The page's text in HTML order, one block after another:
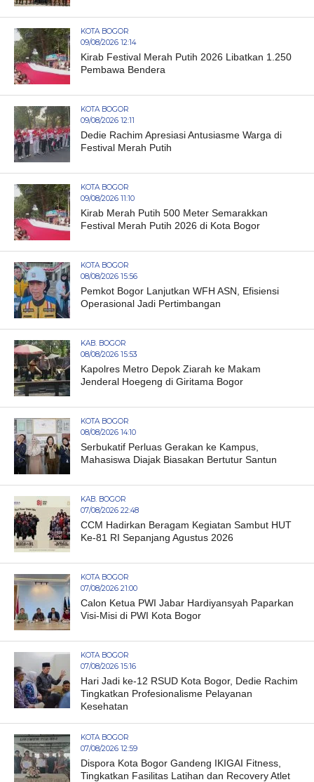
KOTA BOGOR
09/08/2026 12:14
Kirab Festival Merah Putih 2026 Libatkan 1.250
Pembawa Bendera
KOTA BOGOR
09/08/2026 12:11
Dedie Rachim Apresiasi Antusiasme Warga di
Festival Merah Putih
KOTA BOGOR
09/08/2026 11:10
Kirab Merah Putih 500 Meter Semarakkan
Festival Merah Putih 2026 di Kota Bogor
KOTA BOGOR
08/08/2026 15:56
Pemkot Bogor Lanjutkan WFH ASN, Efisiensi
Operasional Jadi Pertimbangan
KAB. BOGOR
08/08/2026 15:53
Kapolres Metro Depok Ziarah ke Makam
Jenderal Hoegeng di Giritama Bogor
KOTA BOGOR
08/08/2026 14:10
Serbukatif Perluas Gerakan ke Kampus,
Mahasiswa Diajak Biasakan Bertutur Santun
KAB. BOGOR
07/08/2026 22:48
CCM Hadirkan Beragam Kegiatan Sambut HUT
Ke-81 RI Sepanjang Agustus 2026
KOTA BOGOR
07/08/2026 21:00
Calon Ketua PWI Jabar Hardiyansyah Paparkan
Visi-Misi di PWI Kota Bogor
KOTA BOGOR
07/08/2026 15:16
Hari Jadi ke-12 RSUD Kota Bogor, Dedie Rachim
Tingkatkan Profesionalisme Pelayanan
Kesehatan
KOTA BOGOR
07/08/2026 12:59
Dispora Kota Bogor Gandeng IKIGAI Fitness,
Tingkatkan Fasilitas Latihan dan Recovery Atlet